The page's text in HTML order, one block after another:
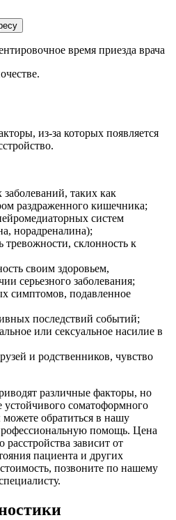
время приезда врача
из-за которых появляется
таких как
раздраженного кишечника;
систем
норадреналина);
склонность к
своим здоровьем,
серьезного заболевания;
симптомов, подавленное
последствий событий;
или сексуальное насилие в
и родственников, чувство
различные факторы, но
устойчивого соматоформного
можете обратиться в нашу
помощь. Цена
зависит от
пациента и других
позвоните по нашему